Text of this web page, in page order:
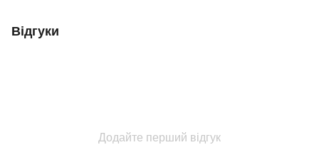
Відгуки
Додайте перший відгук